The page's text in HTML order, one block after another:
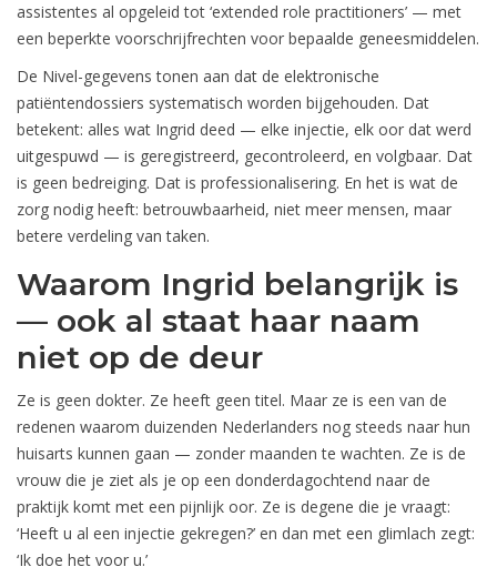
assistentes al opgeleid tot ‘extended role practitioners’ — met
een beperkte voorschrijfrechten voor bepaalde geneesmiddelen.
De Nivel-gegevens tonen aan dat de elektronische
patiëntendossiers systematisch worden bijgehouden. Dat
betekent: alles wat Ingrid deed — elke injectie, elk oor dat werd
uitgespuwd — is geregistreerd, gecontroleerd, en volgbaar. Dat
is geen bedreiging. Dat is professionalisering. En het is wat de
zorg nodig heeft: betrouwbaarheid, niet meer mensen, maar
betere verdeling van taken.
Waarom Ingrid belangrijk is
— ook al staat haar naam
niet op de deur
Ze is geen dokter. Ze heeft geen titel. Maar ze is een van de
redenen waarom duizenden Nederlanders nog steeds naar hun
huisarts kunnen gaan — zonder maanden te wachten. Ze is de
vrouw die je ziet als je op een donderdagochtend naar de
praktijk komt met een pijnlijk oor. Ze is degene die je vraagt:
‘Heeft u al een injectie gekregen?’ en dan met een glimlach zegt:
‘Ik doe het voor u.’